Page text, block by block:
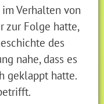
Verhalten von
zur Folge hatte,
des
nahe, dass es
geklappt hatte.